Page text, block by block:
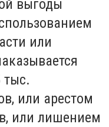
выгоды
или
тыс.
или арестом
или лишением